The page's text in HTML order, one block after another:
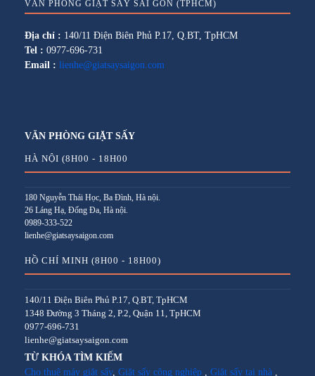
VĂN PHÒNG GIẶT SẤY SÀI GÒN (TPHCM)
Địa chỉ : 140/11 Điện Biên Phủ P.17, Q.BT, TpHCM
Tel : 0977-696-731
Email : lienhe@giatsaysaigon.com
VĂN PHÒNG GIẶT SẤY
HÀ NỘI (8H00 - 18H00
180 Nguyễn Thái Học, Ba Đình, Hà nội.
26 Láng Hạ, Đống Đa, Hà nội.
0989-333-522
lienhe@giatsaysaigon.com
HỒ CHÍ MINH (8H00 - 18H00)
140/11 Điện Biên Phủ P.17, Q.BT, TpHCM
1348 Đường 3 Tháng 2, P.2, Quận 11, TpHCM
0977-696-731
lienhe@giatsaysaigon.com
TỪ KHÓA TÌM KIẾM
Cho thuê máy giặt sấy, Giặt sấy công nghiệp Giặt sấy tại nhà